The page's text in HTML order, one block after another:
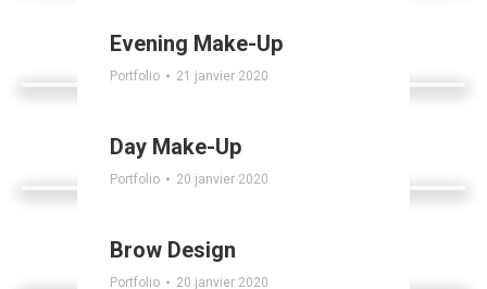
Evening Make-Up
Portfolio 21 janvier 2020
Day Make-Up
Portfolio 20 janvier 2020
Brow Design
Portfolio 20 janvier 2020